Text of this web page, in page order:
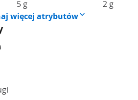
5 g
2 g
więcej atrybutów